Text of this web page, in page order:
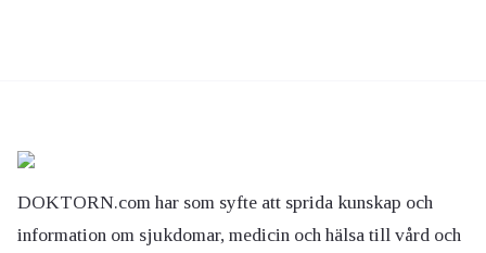
DOKTORN.com har som syfte att sprida kunskap och
information om sjukdomar, medicin och hälsa till vård och